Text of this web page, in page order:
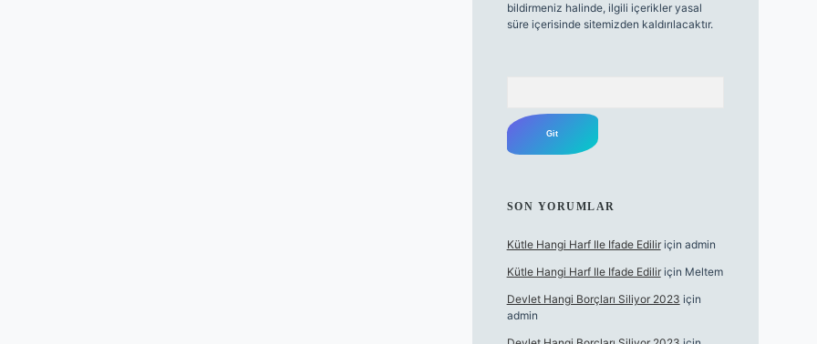
bildirmeniz halinde, ilgili içerikler yasal
süre içerisinde sitemizden kaldırılacaktır.
SON YORUMLAR
Kütle Hangi Harf Ile Ifade Ediliriçin admin
Kütle Hangi Harf Ile Ifade Ediliriçin Meltem
Devlet Hangi Borçları Siliyor 2023 için
admin